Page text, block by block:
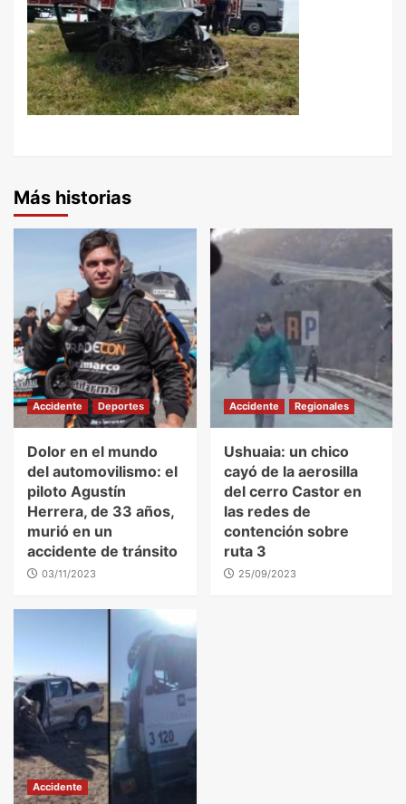
Más historias
Accidente Deportes
Dolor en el mundo
del automovilismo: el
piloto Agustín
Herrera, de 33 años,
murió en un
accidente de tránsito
03/11/2023
Accidente Regionales
Ushuaia: un chico
cayó de la aerosilla
del cerro Castor en
las redes de
contención sobre
ruta 3
25/09/2023
Accidente